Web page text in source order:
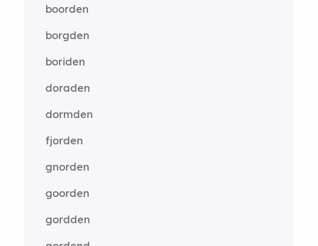
boorden
borgden
boriden
doraden
dormden
fjorden
gnorden
goorden
gordden